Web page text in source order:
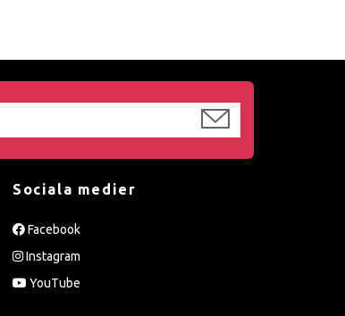
Sociala medier
Facebook
Instagram
YouTube